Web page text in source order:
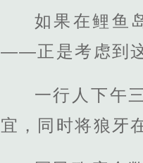
如果在鲤鱼
——正是考虑到这
一行人下午
宜，同时将狼牙